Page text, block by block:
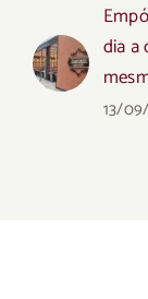
dia a
13/